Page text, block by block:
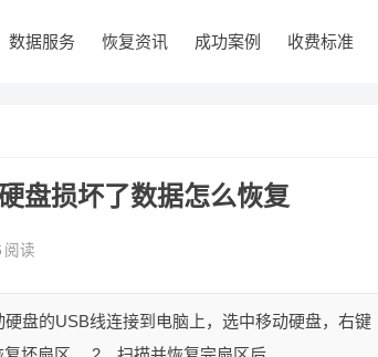
数据服务 恢复资讯 成功案例 收费标准
盘损坏了数据怎么恢复
阅读
盘的USB线连接到电脑上，选中移动硬盘，右键